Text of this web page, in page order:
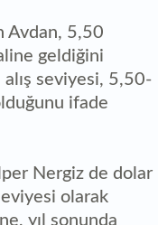
Avdan, 5,50
geldiğini
seviyesi, 5,50-
ifade
Nergiz de dolar
olarak
yıl sonunda